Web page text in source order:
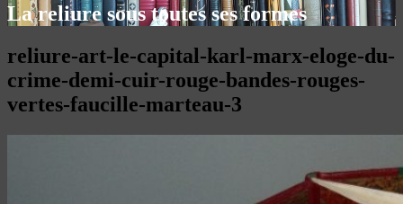
La reliure sous toutes ses formes
reliure-art-le-capital-karl-marx-eloge-du-
crime-demi-cuir-rouge-bandes-rouges-
vertes-faucille-marteau-3